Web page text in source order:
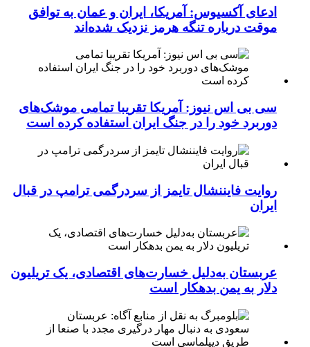
ادعای آکسیوس: آمریکا، ایران و عمان به توافق
موقت درباره تنگه هرمز نزدیک شده‌اند
سی بی اس نیوز: آمریکا تقریبا تمامی موشک‌های
دوربرد خود را در جنگ ایران استفاده کرده است
روایت فایننشال تایمز از سردرگمی ترامپ در قبال
ایران
عربستان به‌دلیل خسارت‌های اقتصادی، یک تریلیون
دلار به یمن بدهکار است